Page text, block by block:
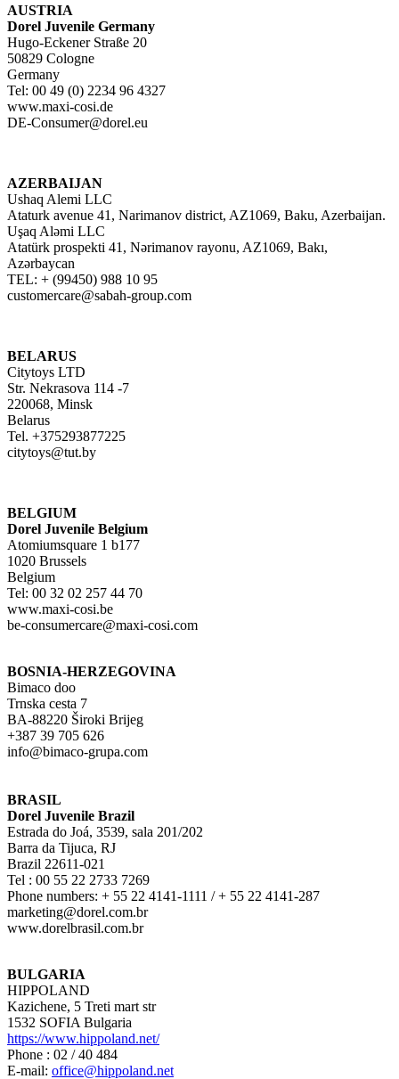
AUSTRIA
Dorel Juvenile Germany
Hugo-Eckener Straße 20
50829 Cologne
Germany
Tel: 00 49 (0) 2234 96 4327
www.maxi-cosi.de
DE-Consumer@dorel.eu
AZERBAIJAN
Ushaq Alemi LLC
Ataturk avenue 41, Narimanov district, AZ1069, Baku, Azerbaijan.
Uşaq Aləmi LLC
Atatürk prospekti 41, Nərimanov rayonu, AZ1069, Bakı,
Azərbaycan
TEL: + (99450) 988 10 95
customercare@sabah-group.com
BELARUS
Citytoys LTD
Str. Nekrasova 114 -7
220068, Minsk
Belarus
Tel. +375293877225
citytoys@tut.by
BELGIUM
Dorel Juvenile Belgium
Atomiumsquare 1 b177
1020 Brussels
Belgium
Tel: 00 32 02 257 44 70
www.maxi-cosi.be
be-consumercare@maxi-cosi.com
BOSNIA-HERZEGOVINA
Bimaco doo
Trnska cesta 7
BA-88220 Široki Brijeg
+387 39 705 626
info@bimaco-grupa.com
BRASIL
Dorel Juvenile Brazil
Estrada do Joá, 3539, sala 201/202
Barra da Tijuca, RJ
Brazil 22611-021
Tel : 00 55 22 2733 7269
Phone numbers: + 55 22 4141-1111 / + 55 22 4141-287
marketing@dorel.com.br
www.dorelbrasil.com.br
BULGARIA
HIPPOLAND
Kazichene, 5 Treti mart str
1532 SOFIA Bulgaria
https://www.hippoland.net/
Phone : 02 / 40 484
E-mail: office@hippoland.net